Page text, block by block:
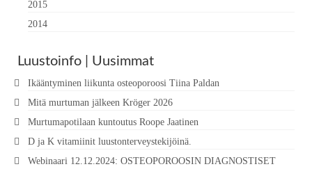
2015
2014
Luustoinfo | Uusimmat
Ikääntyminen liikunta osteoporoosi Tiina Paldan
Mitä murtuman jälkeen Kröger 2026
Murtumapotilaan kuntoutus Roope Jaatinen
D ja K vitamiinit luustonterveystekijöinä.
Webinaari 12.12.2024: OSTEOPOROOSIN DIAGNOSTISET